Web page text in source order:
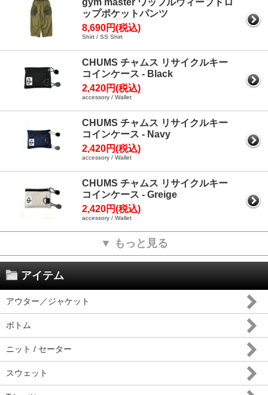
ップポケットパンツ
8,690円(税込)
Shirt / SS Shirt
CHUMS チャムス リサイクルキー
コインケース - Black
2,420円(税込)
accessory / Wallet
CHUMS チャムス リサイクルキー
コインケース - Navy
2,420円(税込)
accessory / Wallet
CHUMS チャムス リサイクルキー
コインケース - Greige
2,420円(税込)
accessory / Wallet
▼ もっと見る
アイテム
アウター／ジャケット
ボトム
ニット / セーター
スウェット